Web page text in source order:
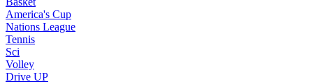
America's Cup
Nations League
Tennis
Sci
Volley
Drive UP